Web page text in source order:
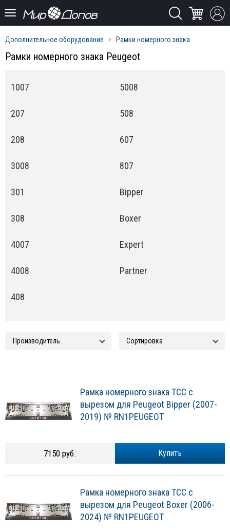
Дополнительное оборудование Рамки номерного знака
Рамки номерного знака Peugeot
1007
207
208
3008
301
308
4007
4008
408
5008
508
607
807
Bipper
Boxer
Expert
Partner
Рамка номерного знака ТСС с
вырезом для Peugeot Bipper (2007-
2019) № RN1PEUGEOT
Купить
7150 руб.
Рамка номерного знака ТСС с
вырезом для Peugeot Boxer (2006-
2024) № RN1PEUGEOT